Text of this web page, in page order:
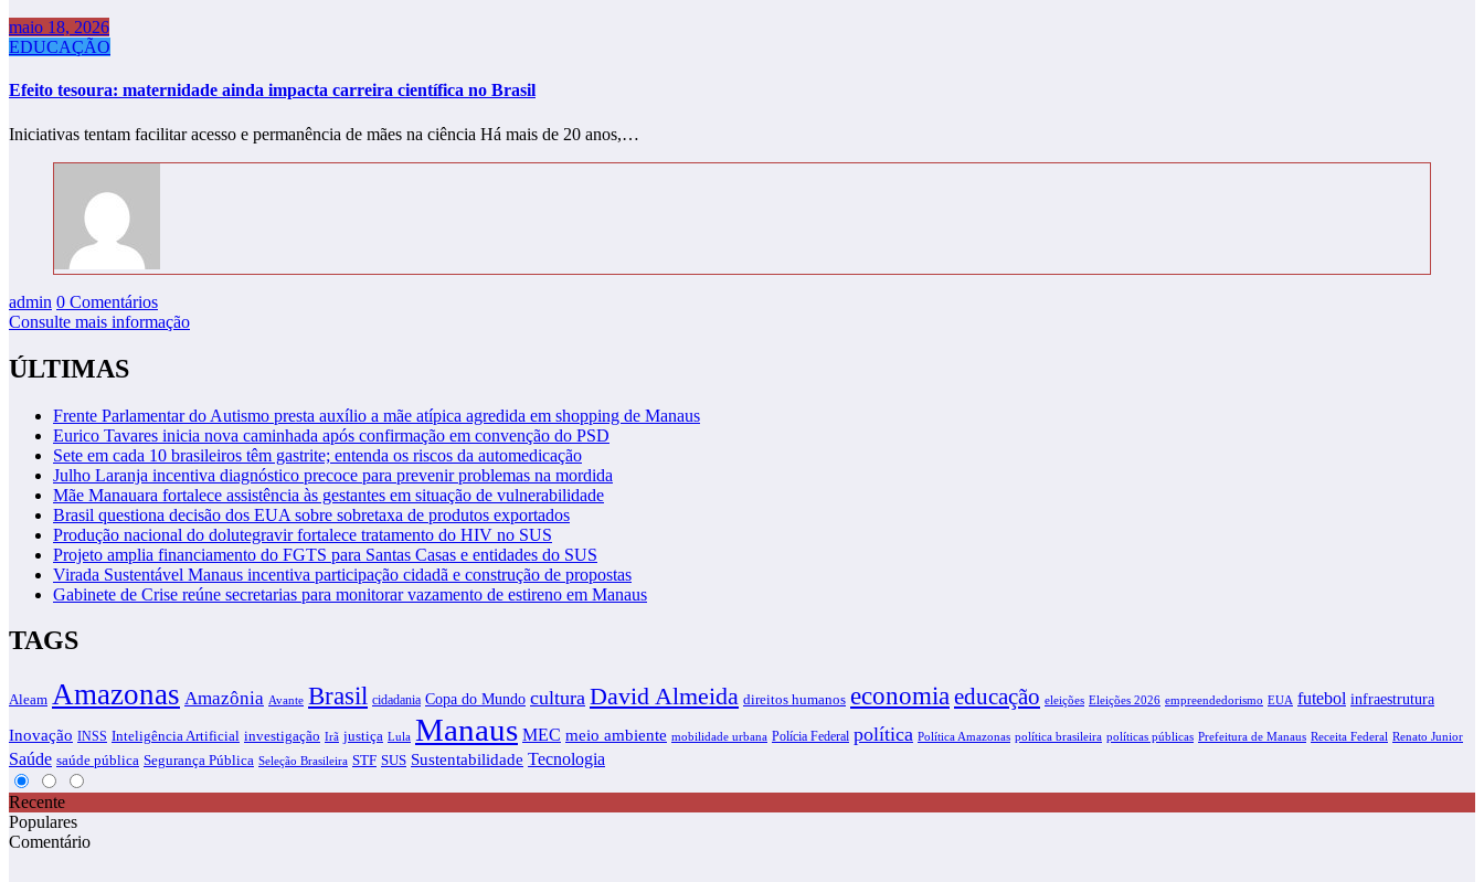
maio 18, 2026
EDUCAÇÃO
Efeito tesoura: maternidade ainda impacta carreira científica no Brasil
Iniciativas tentam facilitar acesso e permanência de mães na ciência Há mais de 20 anos,…
admin 0 Comentários
Consulte mais informação
ÚLTIMAS
Frente Parlamentar do Autismo presta auxílio a mãe atípica agredida em shopping de Manaus
Eurico Tavares inicia nova caminhada após confirmação em convenção do PSD
Sete em cada 10 brasileiros têm gastrite; entenda os riscos da automedicação
Julho Laranja incentiva diagnóstico precoce para prevenir problemas na mordida
Mãe Manauara fortalece assistência às gestantes em situação de vulnerabilidade
Brasil questiona decisão dos EUA sobre sobretaxa de produtos exportados
Produção nacional do dolutegravir fortalece tratamento do HIV no SUS
Projeto amplia financiamento do FGTS para Santas Casas e entidades do SUS
Virada Sustentável Manaus incentiva participação cidadã e construção de propostas
Gabinete de Crise reúne secretarias para monitorar vazamento de estireno em Manaus
TAGS
Aleam Amazonas Amazônia Avante Brasil cidadania Copa do Mundo cultura David Almeida direitos humanos economiaeducação eleições Eleições 2026 empreendedorismo EUA futebol infraestrutura
Inovação INSS Inteligência Artificial investigação Irã justiça Lula Manaus MEC meio ambiente mobilidade urbana Polícia Federal política Política Amazonas política brasileira políticas públicas Prefeitura de Manaus Receita Federal Renato Junior
Saúde saúde pública Segurança Pública Seleção Brasileira STF SUS Sustentabilidade Tecnologia
Recente
Populares
Comentário